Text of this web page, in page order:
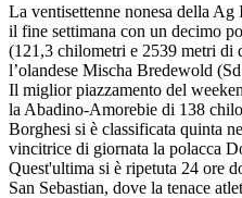
La ventisettenne nonesa della Ag
il fine settimana con un decimo
(121,3 chilometri e 2539 metri di
l’olandese Mischa Bredewold
Il miglior piazzamento del
la Abadino-Amorebie di 138
Borghesi si è classificata quinta
vincitrice di giornata la polacca
Quest'ultima si è ripetuta 24 ore
San Sebastian, dove la tenace